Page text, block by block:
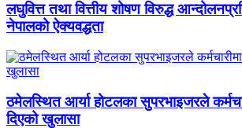
लघुवित्त तथा वित्तीय शोषण विरुद्ध
नेपालको ऐक्यवद्धता
ठमेलस्थित आर्या होटलका सुपरभाइजरले
दिएको खुलासा